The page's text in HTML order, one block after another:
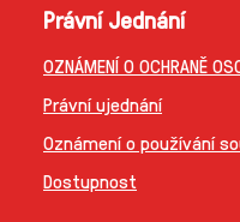
Právní Jednání
OZNÁMENÍ O OCHRANĚ
Právní ujednání
Oznámení o používání
Dostupnost